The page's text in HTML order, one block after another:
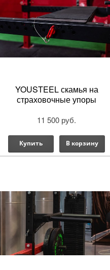
YOUSTEEL скамья на
страховочные упоры
11 500 руб.
Купить В корзину